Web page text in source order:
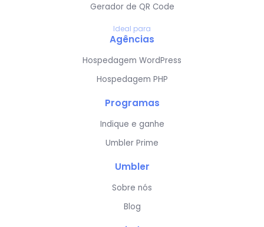
Gerador de QR Code
Ideal para
Agências
Hospedagem WordPress
Hospedagem PHP
Programas
Indique e ganhe
Umbler Prime
Umbler
Sobre nós
Blog